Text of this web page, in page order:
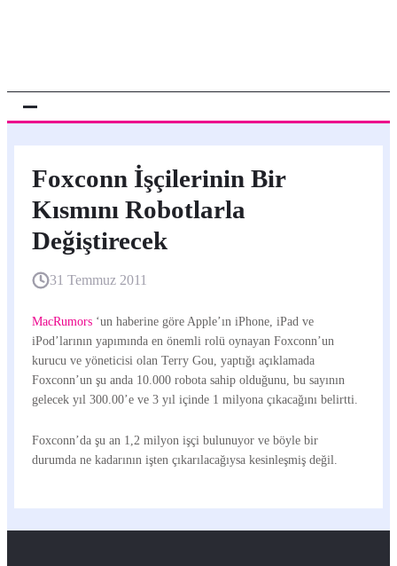
Foxconn İşçilerinin Bir
Kısmını Robotlarla
Değiştirecek
31 Temmuz 2011
MacRumors ‘un haberine göre Apple’ın iPhone, iPad ve
iPod’larının yapımında en önemli rolü oynayan Foxconn’un
kurucu ve yöneticisi olan Terry Gou, yaptığı açıklamada
Foxconn’un şu anda 10.000 robota sahip olduğunu, bu sayının
gelecek yıl 300.00’e ve 3 yıl içinde 1 milyona çıkacağını belirtti.
Foxconn’da şu an 1,2 milyon işçi bulunuyor ve böyle bir
durumda ne kadarının işten çıkarılacağıysa kesinleşmiş değil.